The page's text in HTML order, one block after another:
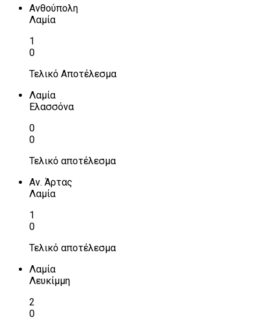
Ανθούπολη
Λαμία
1
0
Τελικό Αποτέλεσμα
Λαμία
Ελασσόνα
0
0
Τελικό αποτέλεσμα
Αν. Άρτας
Λαμία
1
0
Τελικό αποτέλεσμα
Λαμία
Λευκίμμη
2
0